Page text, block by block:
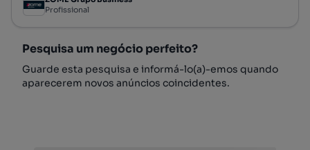
Profissional
Pesquisa um negócio perfeito?
Guarde esta pesquisa e informá-lo(a)-emos quando
aparecerem novos anúncios coincidentes.